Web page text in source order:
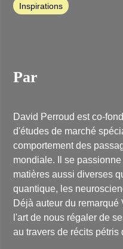
Inspirations
Par
David Perroud est co-
d'études de marché
comportement des
mondiale. Il se
matières aussi diverses
quantique, les
Déjà auteur du remarqué
l'art de nous régaler de
au travers de récits pétris